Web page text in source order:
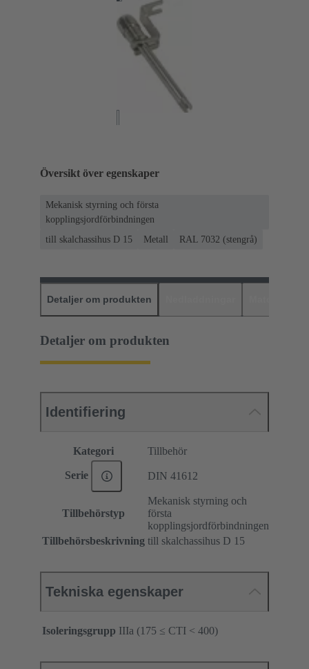
Översikt över egenskaper
Mekanisk styrning och första
kopplingsjordförbindningen
till skalchassihus D 15
Metall RAL 7032 (stengrå)
Detaljer om produkten
Detaljer om produkten
Identifiering
Kategori Tillbehör
Serie DIN 41612
Tillbehörstyp
Mekanisk styrning och
första
kopplingsjordförbindningen
Tillbehörsbeskrivning till skalchassihus D 15
Tekniska egenskaper
Isoleringsgrupp IIIa (175 ≤ CTI < 400)